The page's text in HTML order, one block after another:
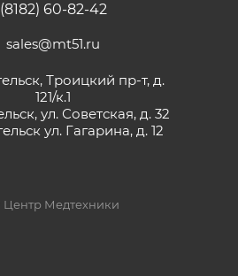
60-82-42
sales@mt51.ru
Троицкий пр-т, д.
121/к.1
ул. Советская, д. 32
ул. Гагарина, д. 12
Центр Медтехники